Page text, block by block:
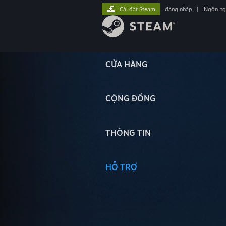
CỬA HÀNG
CỘNG ĐỒNG
THÔNG TIN
HỖ TRỢ
Cài đặt Steam đăng nhập Ngôn